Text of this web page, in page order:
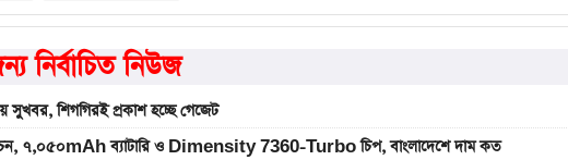
নির্বাচিত নিউজ
সুখবর, শিগগিরই প্রকাশ হচ্ছে গেজেট
৭,০৫০mAh ব্যাটারি ও Dimensity 7360-Turbo চিপ, বাংলাদেশে দাম কত